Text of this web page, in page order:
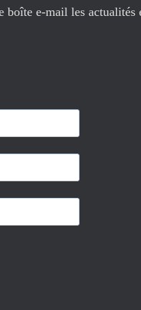
boîte e-mail les actualités